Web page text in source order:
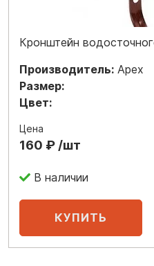
Кронштейн
Производитель: Apex
Размер:
Цвет:
Цена
160 ₽ /шт
В наличии